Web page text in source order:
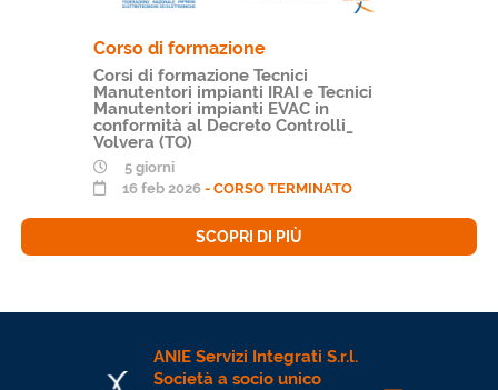
Corso di formazione
Corsi di formazione Tecnici
Manutentori impianti IRAI e Tecnici
Manutentori impianti EVAC in
conformità al Decreto Controlli_
Volvera (TO)
5 giorni
16 feb 2026 - CORSO TERMINATO
SCOPRI DI PIÙ
ANIE Servizi Integrati S.r.l.
Società a socio unico